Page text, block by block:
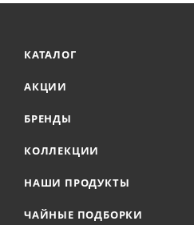
КАТАЛОГ
АКЦИИ
БРЕНДЫ
КОЛЛЕКЦИИ
НАШИ ПРОДУКТЫ
ЧАЙНЫЕ ПОДБОРКИ